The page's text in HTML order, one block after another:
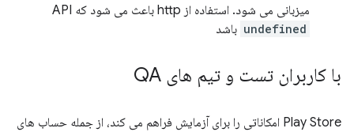
میزبانی می شود. استفاده از http باعث می شود که API
undefined باشد
با کاربران تست و تیم های QA
Play Store امکاناتی را برای آزمایش فراهم می کند، از جمله حساب های